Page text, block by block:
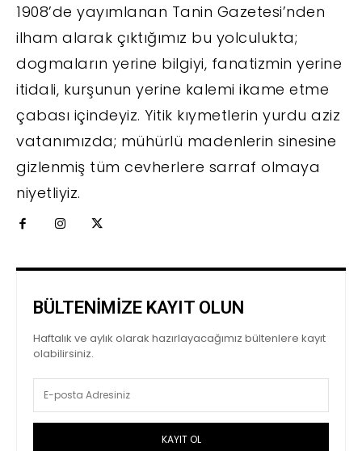
1908’de yayımlanan Tanin Gazetesi’nden
ilham alarak çıktığımız bu yolculukta;
dogmaların yerine bilgiyi, fanatizmin yerine
itidali, kurşunun yerine kalemi ikame etme
çabası içindeyiz. Yitik kıymetlerin yurdu aziz
vatanımızda; mühürlü madenlerin sinesine
gizlenmiş tüm cevherlere sarraf olmaya
niyetliyiz.
BÜLTENİMİZE KAYIT OLUN
Haftalık ve aylık olarak hazırlayacağımız bültenlere kayıt
olabilirsiniz.
KAYIT OL